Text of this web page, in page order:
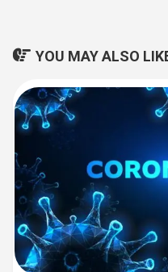
YOU MAY ALSO